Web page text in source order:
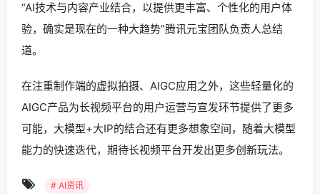
“AI技术与内容产业结合，以提供更丰富、个性化的用户体
验，确实是现在的一种大趋势”腾讯元宝团队负责人总结
道。
在注重制作端的虚拟拍摄、AIGC应用之外，这些轻量化的
AIGC产品为长视频平台的用户运营与宣发环节提供了更多
可能，大模型+大IP的结合还有更多想象空间，随着大模型
能力的快速迭代，期待长视频平台开发出更多创新玩法。
# AI资讯